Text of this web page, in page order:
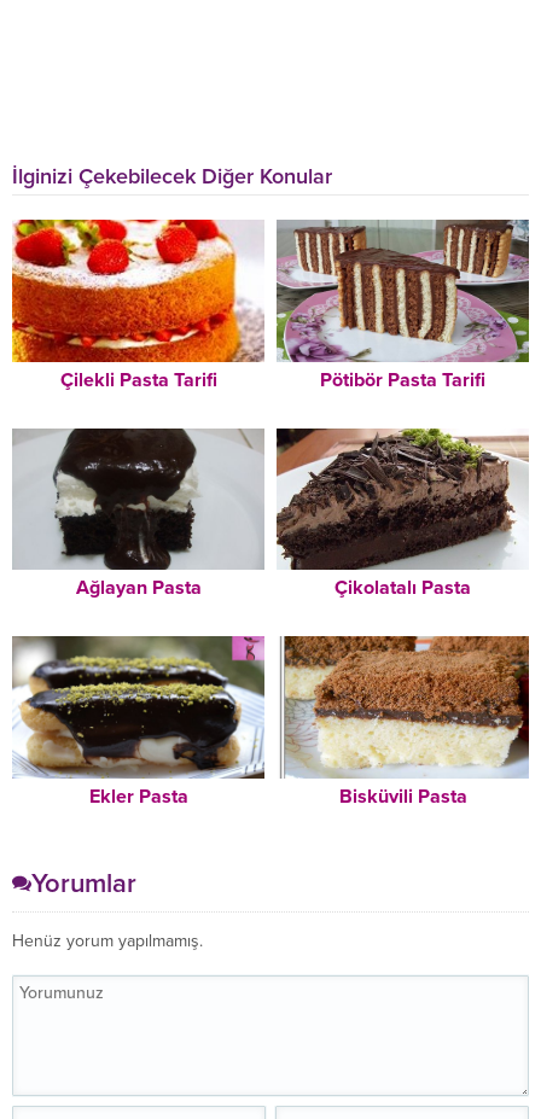
İlginizi Çekebilecek Diğer Konular
Çilekli Pasta Tarifi Pötibör Pasta Tarifi
Ağlayan Pasta Çikolatalı Pasta
Ekler Pasta Bisküvili Pasta
Yorumlar
Henüz yorum yapılmamış.